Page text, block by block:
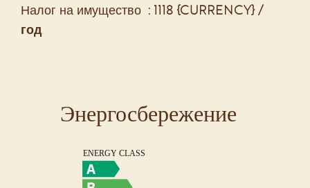
Налог на имущество
1118 {CURRENCY} /
год
Энергосбережение